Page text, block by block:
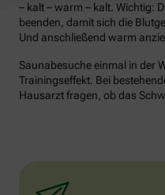
– kalt – warm – kalt. Wichtig:
beenden, damit sich die
Und anschließend warm
Saunabesuche einmal in der
Trainingseffekt. Bei
Hausarzt fragen, ob das